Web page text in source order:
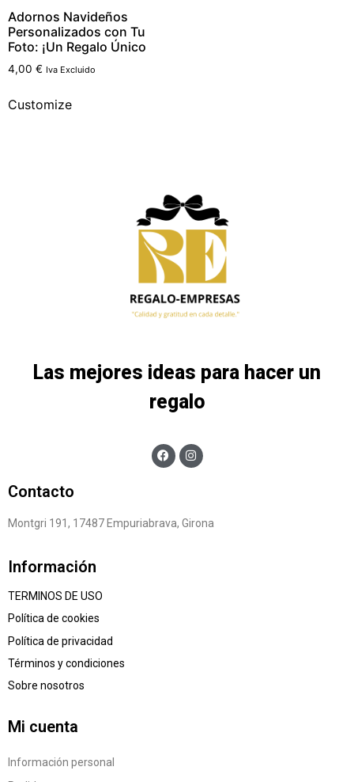
Adornos Navideños
Personalizados con Tu
Foto: ¡Un Regalo Único
4,00 € Iva Excluido
Customize
Las mejores ideas para hacer un
regalo
Contacto
Montgri 191, 17487 Empuriabrava, Girona
Información
TERMINOS DE USO
Política de cookies
Política de privacidad
Términos y condiciones
Sobre nosotros
Mi cuenta
Información personal